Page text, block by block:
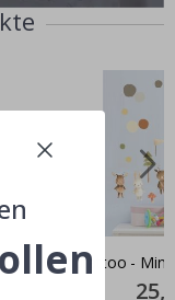
Wandtattoo - Mini